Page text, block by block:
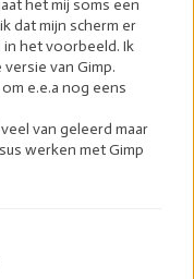
het mij soms een
dat mijn scherm er
in het voorbeeld. Ik
van Gimp.
e.e.a nog eens
van geleerd maar
werken met Gimp